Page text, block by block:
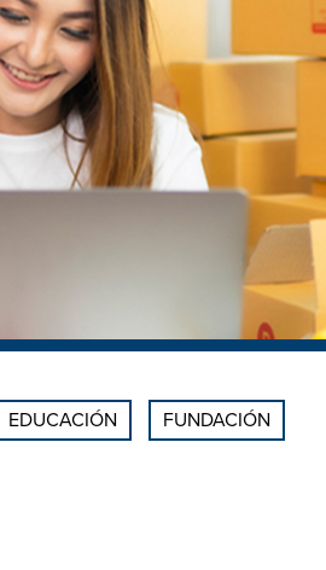
EDUCACIÓN FUNDACIÓN